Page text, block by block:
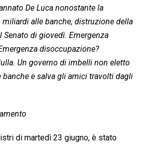
d
s
i
n
k
De Luca nonostante la
miliardi alle banche, distruzione della
di giovedì. Emergenza
disoccupazione?
Un governo di imbelli non eletto
e salva gli amici travolti dagli
di martedì 23 giugno, è stato